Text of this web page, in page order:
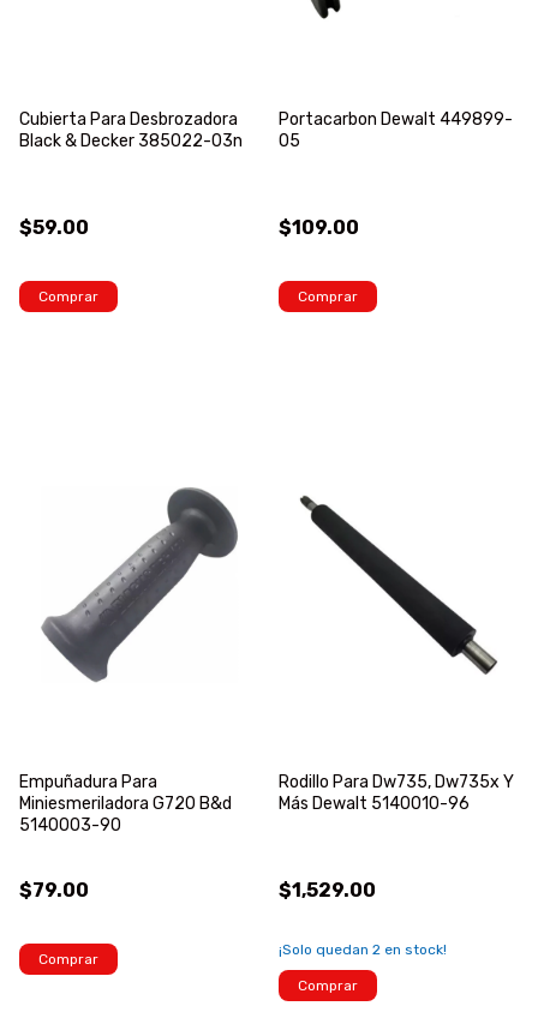
Cubierta Para Desbrozadora
Black & Decker 385022-03n
$59.00
Comprar
Portacarbon Dewalt 449899-
05
$109.00
Comprar
Empuñadura Para
Miniesmeriladora G720 B&d
5140003-90
$79.00
Comprar
Rodillo Para Dw735, Dw735x Y
Más Dewalt 5140010-96
$1,529.00
¡Solo quedan 2 en stock!
Comprar